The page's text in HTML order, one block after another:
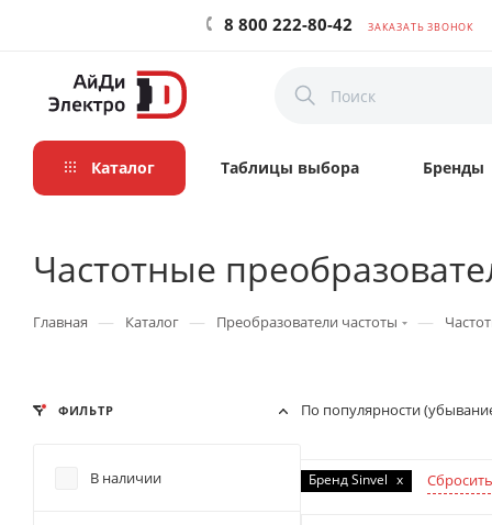
8 800 222-80-42 ЗАКАЗАТЬ ЗВОНОК
Каталог Таблицы выбора Бренды
Частотные
Главная — Каталог — Преобразователи частоты —
По популярности
Бренд Sinvel x
ФИЛЬТР
В наличии